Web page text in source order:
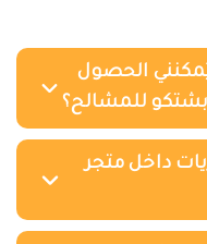
الحصول
للمشالح؟
داخل متجر